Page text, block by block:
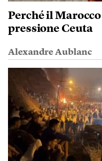
Perché il
pressione Ceuta
Alexandre Aublanc